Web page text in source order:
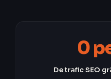
0
De trafic SEO